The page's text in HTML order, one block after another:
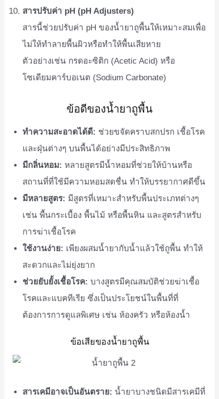
สารปรับค่า pH (pH Adjusters)
สารนี้ช่วยปรับค่า pH ของน้ำยาถูพื้นให้เหมาะสมเพื่อ
ไม่ให้ทำลายพื้นผิวหรือทำให้พื้นเสียหาย
ตัวอย่างเช่น กรดอะซิติก (Acetic Acid) หรือ
โซเดียมคาร์บอเนต (Sodium Carbonate)
ข้อดีของน้ำยาถูพื้น
ทำความสะอาดได้ดี: ช่วยขจัดคราบสกปรก เชื้อโรค
และฝุ่นต่างๆ บนพื้นได้อย่างมีประสิทธิภาพ
มีกลิ่นหอม: หลายสูตรมีน้ำหอมที่ช่วยให้บ้านหรือ
สถานที่ที่ใช้มีความหอมสดชื่น ทำให้บรรยากาศดีขึ้น
มีหลายสูตร: มีสูตรที่เหมาะสำหรับพื้นประเภทต่างๆ
เช่น พื้นกระเบื้อง พื้นไม้ หรือพื้นหิน และสูตรสำหรับ
การฆ่าเชื้อโรค
ใช้งานง่าย: เพียงผสมน้ำยากับน้ำแล้วใช้ถูพื้น ทำให้
สะดวกและไม่ยุ่งยาก
ช่วยยับยั้งเชื้อโรค: บางสูตรมีคุณสมบัติช่วยฆ่าเชื้อ
โรคและแบคทีเรีย ซึ่งเป็นประโยชน์ในพื้นที่ที่
ต้องการการดูแลพิเศษ เช่น ห้องครัว หรือห้องน้ำ
ข้อเสียของน้ำยาถูพื้น
สารเคมีอาจเป็นอันตราย: น้ำยาบางชนิดมีสารเคมีที่